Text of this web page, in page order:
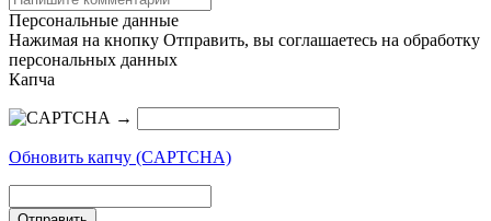
Персональные данные
Нажимая на кнопку Отправить, вы соглашаетесь на обработку
персональных данных
Капча
→
Обновить капчу (CAPTCHA)